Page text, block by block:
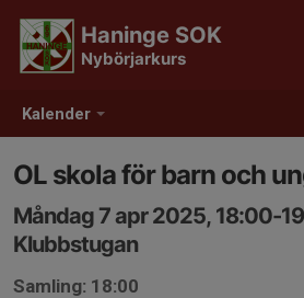
Kalender
Haninge SOK
Nybörjarkurs
OL skola för barn och
Måndag 7 apr 2025, 18:00-
Klubbstugan
Samling: 18:00